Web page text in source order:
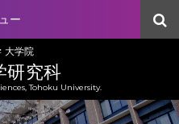
ー
大学院
研究科
Tohoku University.